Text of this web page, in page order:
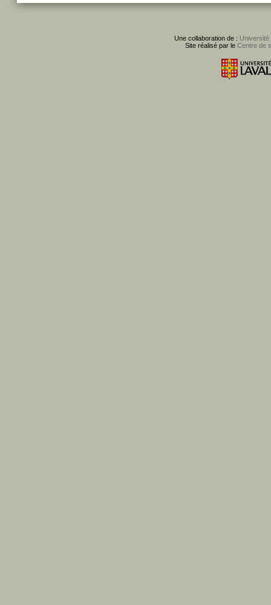
Une collaboration de : Université
Site réalisé par le Centre de